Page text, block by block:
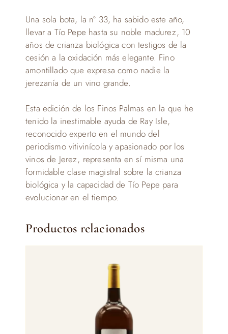
Una sola bota, la nº 33, ha sabido este año,
llevar a Tío Pepe hasta su noble madurez, 10
años de crianza biológica con testigos de la
cesión a la oxidación más elegante. Fino
amontillado que expresa como nadie la
jerezanía de un vino grande.
Esta edición de los Finos Palmas en la que he
tenido la inestimable ayuda de Ray Isle,
reconocido experto en el mundo del
periodismo vitivinícola y apasionado por los
vinos de Jerez, representa en sí misma una
formidable clase magistral sobre la crianza
biológica y la capacidad de Tío Pepe para
evolucionar en el tiempo.
Productos relacionados